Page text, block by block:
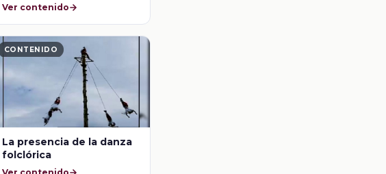
Ver contenido
CONTENIDO
La presencia de la danza
folclórica